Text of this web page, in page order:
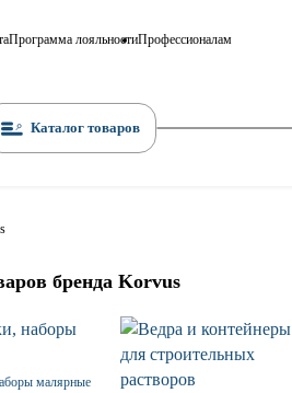
Программа лояльностиПрофессионалам
Каталог товаров
бренда Korvus
малярные